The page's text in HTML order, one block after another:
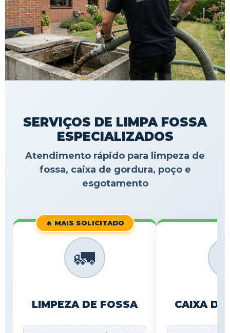
SERVIÇOS DE LIMPA FOSSA
ESPECIALIZADOS
Atendimento rápido para limpeza de
fossa, caixa de gordura, poço e
esgotamento
🔥 MAIS SOLICITADO
🚛
LIMPEZA DE FOSSA CAIXA DE